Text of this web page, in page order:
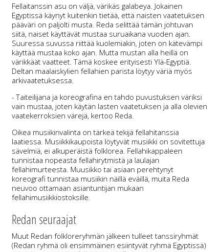
Fellaitanssin asu on väljä, värikäs galabeya. Jokainen
Egyptissä käynyt kuitenkin tietää, että naisten vaatetuksen
pääväri on paljolti musta. Reda selittää tämän johtuvan
siitä, naiset käyttävät mustaa suruaikana vuoden ajan.
Suuressa suvussa riittää kuolemiakin, joten on kätevämpi
käyttää mustaa koko ajan. Mutta mustan alla heillä on
värikkäät vaatteet. Tämä koskee erityisesti Ylä-Egyptiä.
Deltan maalaiskylien fellahien parista löytyy väriä myös
arkivaatetuksessa.
- Taiteilijana ja koreografina en tahdo puvustuksen väriksi
vain mustaa, joten käytän lasten vaatetuksen ja alla olevien
vaatekerroksien värejä, kertoo Reda.
Oikea musiikinvalinta on tärkeä tekijä fellahitanssia
laatiessa. Musiikkikaupoista löytyvät musiikki on sovitettuja
sävelmiä, ei alkuperäistä folklorea. Fellahikappaleen
tunnistaa nopeasta fellahirytmistä ja laulajan
fellahimurteesta. Muusikko tai asiaan perehtynyt
koreografi tunnistaa musiikin näillä eväillä, muita Reda
neuvoo ottamaan asiantuntijan mukaan
fellahimusiikkiostoksille.
Redan seuraajat
Muut Redan folkloreryhmän jälkeen tulleet tanssiryhmät
(Redan ryhmä oli ensimmäinen esiintyvät ryhmä Egyptissä)